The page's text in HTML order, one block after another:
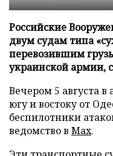
Российские
двум судам типа
перевозившим
украинской армии,
Вечером 5 августа
югу и востоку от
беспилотники
ведомство в Max.